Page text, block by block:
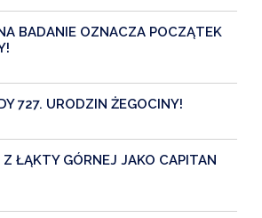
BADANIE OZNACZA POCZĄTEK
727. URODZIN ŻEGOCINY!
ŁĄKTY GÓRNEJ JAKO CAPITAN